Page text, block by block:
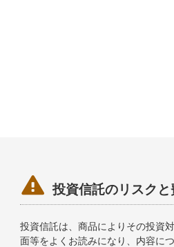
 投資信託のリスク
投資信託は、商品によりその投資
面等をよくお読みになり、内容に